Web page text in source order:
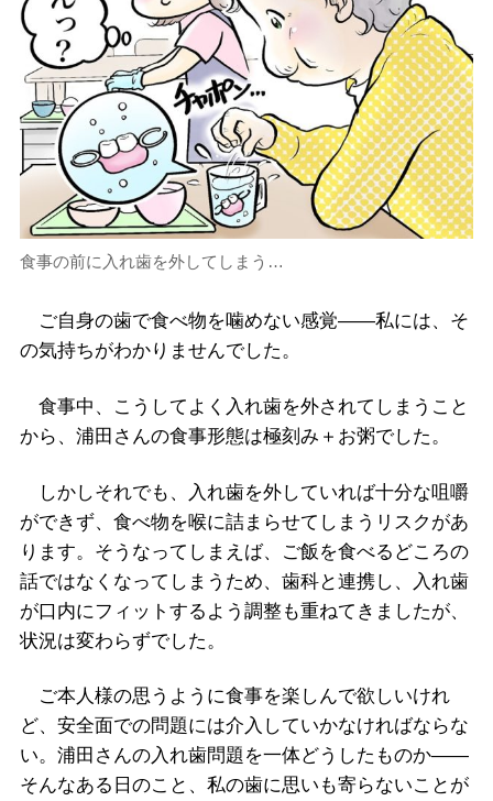
食事の前に入れ歯を外してしまう…
ご自身の歯で食べ物を噛めない感覚――私には、そ
の気持ちがわかりませんでした。
食事中、こうしてよく入れ歯を外されてしまうこと
から、浦田さんの食事形態は極刻み＋お粥でした。
しかしそれでも、入れ歯を外していれば十分な咀嚼
ができず、食べ物を喉に詰まらせてしまうリスクがあ
ります。そうなってしまえば、ご飯を食べるどころの
話ではなくなってしまうため、歯科と連携し、入れ歯
が口内にフィットするよう調整も重ねてきましたが、
状況は変わらずでした。
ご本人様の思うように食事を楽しんで欲しいけれ
ど、安全面での問題には介入していかなければならな
い。浦田さんの入れ歯問題を一体どうしたものか――
そんなある日のこと、私の歯に思いも寄らないことが